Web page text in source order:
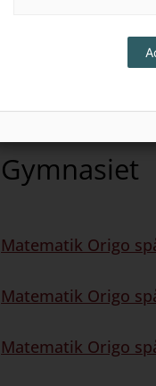
OM-serien
Gymnasiet
Matematik Origo
Matematik Origo
Matematik Origo